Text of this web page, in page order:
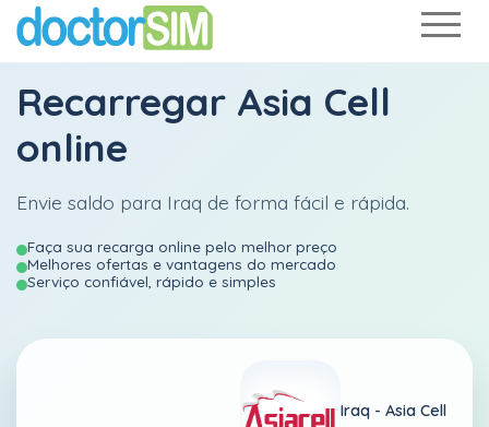
Recarregar Asia Cell
online
Envie saldo para Iraq de forma fácil e rápida.
Faça sua recarga online pelo melhor preço
Melhores ofertas e vantagens do mercado
Serviço confiável, rápido e simples
Iraq - Asia Cell